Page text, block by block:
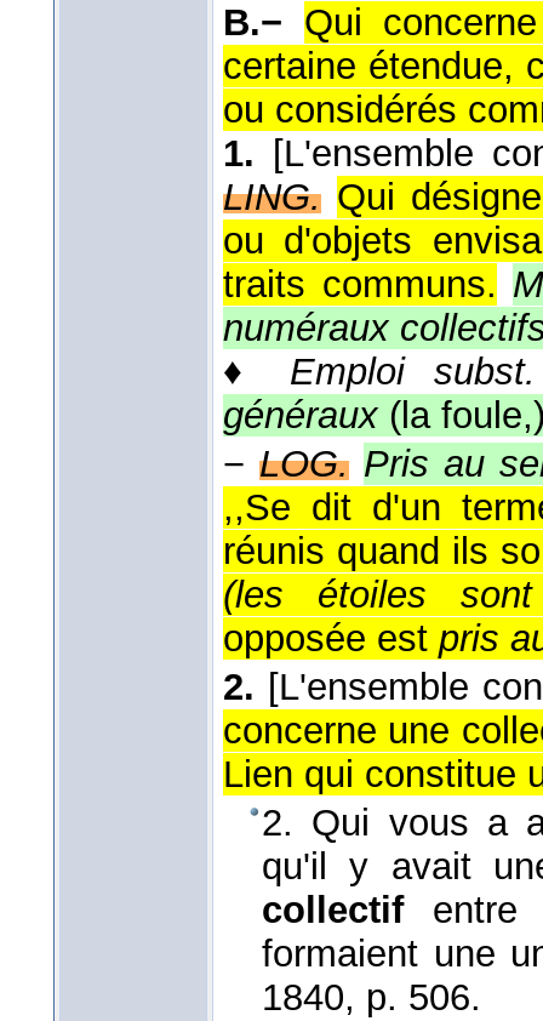
B.− Qui
certaine étendue,
ou considérés
1. [L'ensemble
LING. Qui
ou d'objets
traits communs.
numéraux
♦ Emploi
généraux (la
− LOG. Pris au
,,Se dit d'un
réunis quand ils
(les étoiles sont
opposée est pris
2. [L'ensemble
concerne une
Lien qui constitue
2. Qui vous a
qu'il y avait
collectif entre
formaient une
1840, p. 506.